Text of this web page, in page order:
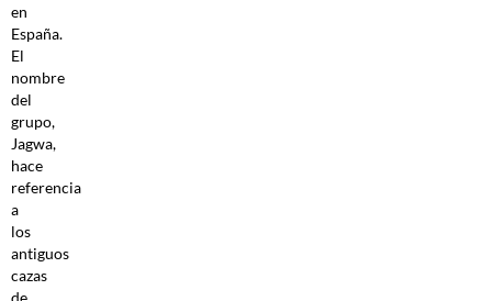
en
España.
El
nombre
del
grupo,
Jagwa,
hace
referencia
a
los
antiguos
cazas
de